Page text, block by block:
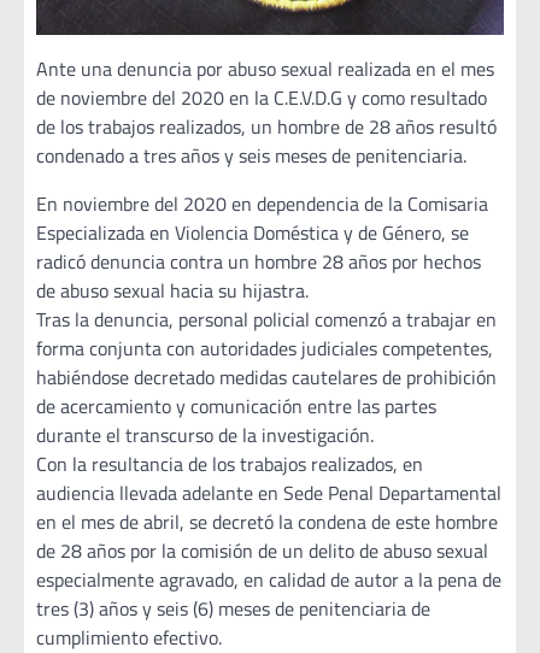
Ante una denuncia por abuso sexual realizada en el mes
de noviembre del 2020 en la C.E.V.D.G y como resultado
de los trabajos realizados, un hombre de 28 años resultó
condenado a tres años y seis meses de penitenciaria.
En noviembre del 2020 en dependencia de la Comisaria
Especializada en Violencia Doméstica y de Género, se
radicó denuncia contra un hombre 28 años por hechos
de abuso sexual hacia su hijastra.
Tras la denuncia, personal policial comenzó a trabajar en
forma conjunta con autoridades judiciales competentes,
habiéndose decretado medidas cautelares de prohibición
de acercamiento y comunicación entre las partes
durante el transcurso de la investigación.
Con la resultancia de los trabajos realizados, en
audiencia llevada adelante en Sede Penal Departamental
en el mes de abril, se decretó la condena de este hombre
de 28 años por la comisión de un delito de abuso sexual
especialmente agravado, en calidad de autor a la pena de
tres (3) años y seis (6) meses de penitenciaria de
cumplimiento efectivo.